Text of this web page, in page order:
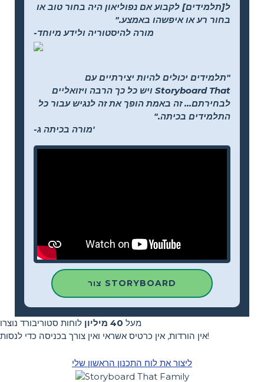
ל[תלמידים] לקבוע אם נפוליאון היה בחור טוב או
בחור רע או איפשהו באמצע."
-מורה להיסטוריה ולידע מיוחד
"תלמידים יכולים להיות יצירתיים עם
Storyboard That ויש כל כך הרבה ויזואליים
לבחירתם... זה באמת הופך את זה לנגיש עבור כל
התלמידים בכיתה."
-מורה בכיתה ג'
צור STORYBOARD
מעל 40 מיליון
לוחות סטוריבורד נוצרו
אין הורדות, אין כרטיס אשראי ואין צורך בכניסה כדי לנסות!
ליצור את לוח התכנון הראשון שלי